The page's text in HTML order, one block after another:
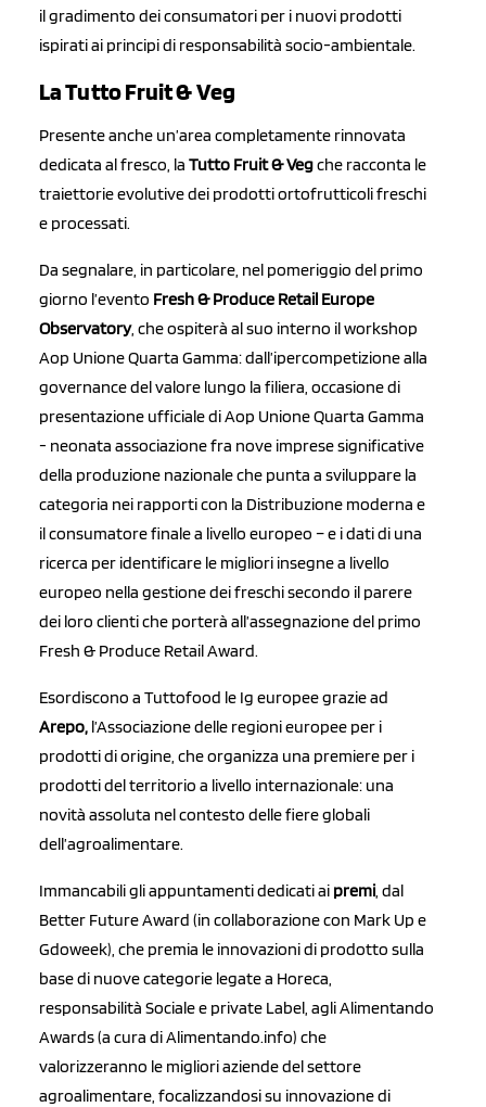
il gradimento dei consumatori per i nuovi prodotti
ispirati ai principi di responsabilità socio-ambientale.
La Tutto Fruit & Veg
Presente anche un’area completamente rinnovata
dedicata al fresco, la Tutto Fruit & Vegche racconta le
traiettorie evolutive dei prodotti ortofrutticoli freschi
e processati.
Da segnalare, in particolare, nel pomeriggio del primo
giorno l’evento Fresh & Produce Retail Europe
Observatory, che ospiterà al suo interno il workshop
Aop Unione Quarta Gamma: dall’ipercompetizione alla
governance del valore lungo la filiera, occasione di
presentazione ufficiale di Aop Unione Quarta Gamma
- neonata associazione fra nove imprese significative
della produzione nazionale che punta a sviluppare la
categoria nei rapporti con la Distribuzione moderna e
il consumatore finale a livello europeo – e i dati di una
ricerca per identificare le migliori insegne a livello
europeo nella gestione dei freschi secondo il parere
dei loro clienti che porterà all’assegnazione del primo
Fresh & Produce Retail Award.
Esordiscono a Tuttofood le Ig europee grazie ad
Arepo, l’Associazione delle regioni europee per i
prodotti di origine, che organizza una premiere per i
prodotti del territorio a livello internazionale: una
novità assoluta nel contesto delle fiere globali
dell’agroalimentare.
Immancabili gli appuntamenti dedicati ai premi , dal
Better Future Award (in collaborazione con Mark Up e
Gdoweek), che premia le innovazioni di prodotto sulla
base di nuove categorie legate a Horeca,
responsabilità Sociale e private Label, agli Alimentando
Awards (a cura di Alimentando.info) che
valorizzeranno le migliori aziende del settore
agroalimentare, focalizzandosi su innovazione di